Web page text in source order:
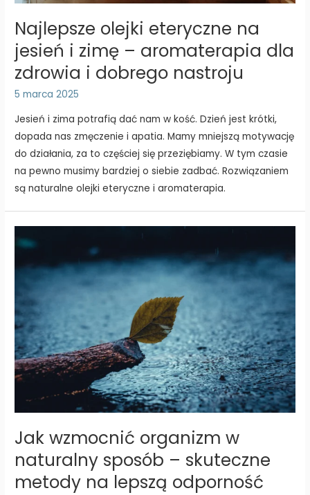
Najlepsze olejki eteryczne na
jesień i zimę – aromaterapia dla
zdrowia i dobrego nastroju
5 marca 2025
Jesień i zima potrafią dać nam w kość. Dzień jest krótki,
dopada nas zmęczenie i apatia. Mamy mniejszą motywację
do działania, za to częściej się przeziębiamy. W tym czasie
na pewno musimy bardziej o siebie zadbać. Rozwiązaniem
są naturalne olejki eteryczne i aromaterapia.
Jak wzmocnić organizm w
naturalny sposób – skuteczne
metody na lepszą odporność